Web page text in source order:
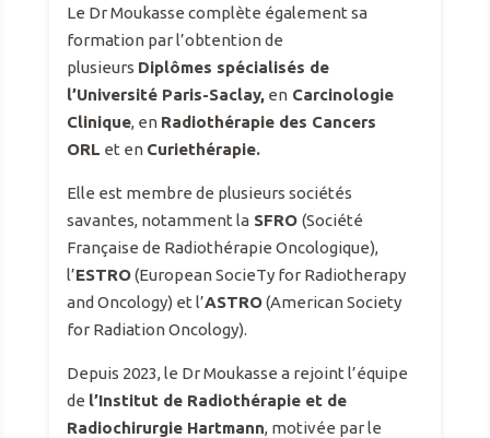
Le Dr Moukasse complète également sa
formation par l’obtention de
plusieurs Diplômes spécialisés de
l’Université Paris-Saclay,enCarcinologie
Clinique, en Radiothérapie des Cancers
ORL et en Curiethérapie.
Elle est membre de plusieurs sociétés
savantes, notamment laSFRO (Société
Française de Radiothérapie Oncologique),
l’ESTRO(European SocieTy for Radiotherapy
and Oncology) et l’ASTRO(American Society
for Radiation Oncology).
Depuis 2023, le Dr Moukasse a rejoint l’équipe
de l’Institut de Radiothérapie et de
Radiochirurgie Hartmann, motivée par le